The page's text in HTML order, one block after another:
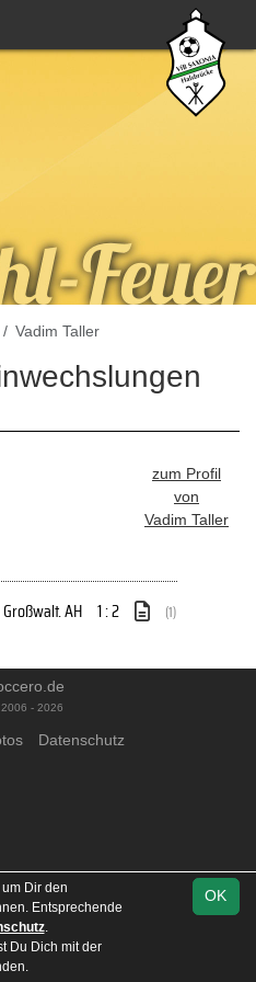
Vadim Taller
zum Profil
von
Vadim Taller
Großwalt. AH 1 : 2 (1)
- 2026
Datenschutz
OK
Dir den
Entsprechende
.
Du Dich mit der